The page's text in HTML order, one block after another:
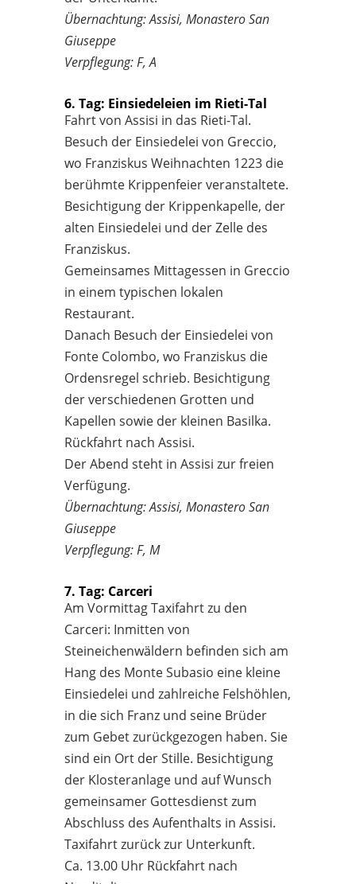
Übernachtung: Assisi, Monastero San
Giuseppe
Verpflegung: F, A
6. Tag: Einsiedeleien im Rieti-Tal
Fahrt von Assisi in das Rieti-Tal.
Besuch der Einsiedelei von Greccio,
wo Franziskus Weihnachten 1223 die
berühmte Krippenfeier veranstaltete.
Besichtigung der Krippenkapelle, der
alten Einsiedelei und der Zelle des
Franziskus.
Gemeinsames Mittagessen in Greccio
in einem typischen lokalen
Restaurant.
Danach Besuch der Einsiedelei von
Fonte Colombo, wo Franziskus die
Ordensregel schrieb. Besichtigung
der verschiedenen Grotten und
Kapellen sowie der kleinen Basilka.
Rückfahrt nach Assisi.
Der Abend steht in Assisi zur freien
Verfügung.
Übernachtung: Assisi, Monastero San
Giuseppe
Verpflegung: F, M
7. Tag: Carceri
Am Vormittag Taxifahrt zu den
Carceri: Inmitten von
Steineichenwäldern befinden sich am
Hang des Monte Subasio eine kleine
Einsiedelei und zahlreiche Felshöhlen,
in die sich Franz und seine Brüder
zum Gebet zurückgezogen haben. Sie
sind ein Ort der Stille. Besichtigung
der Klosteranlage und auf Wunsch
gemeinsamer Gottesdienst zum
Abschluss des Aufenthalts in Assisi.
Taxifahrt zurück zur Unterkunft.
Ca. 13.00 Uhr Rückfahrt nach